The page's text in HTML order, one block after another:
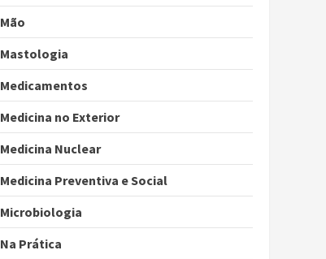
Mão
Mastologia
Medicamentos
Medicina no Exterior
Medicina Nuclear
Medicina Preventiva e Social
Microbiologia
Na Prática